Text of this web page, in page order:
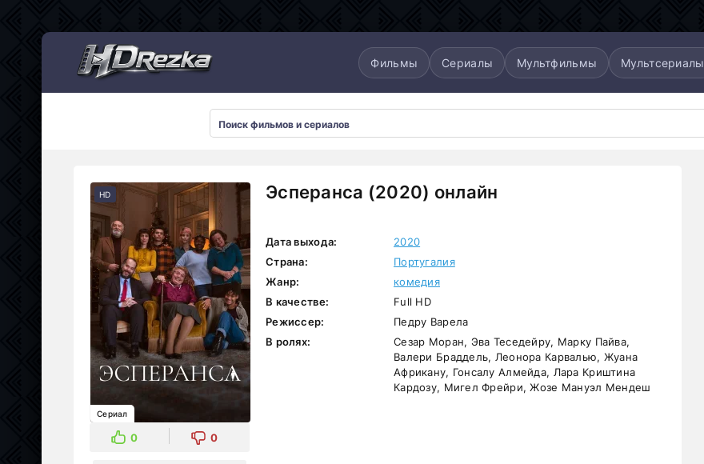
Фильмы Сериалы Мультфильмы Мультсериалы
Эсперанса (2020) онлайн
HD
Сериал
0 0
Дата выхода:
2020
Страна:
Португалия
Жанр:
комедия
В качестве:
Full HD
Режиссер:
Педру Варела
В ролях:
Сезар Моран, Эва Теседейру, Марку Пайва,
Валери Браддель, Леонора Карвалью, Жуана
Африкану, Гонсалу Алмейда, Лара Криштина
Кардозу, Мигел Фрейри, Жозе Мануэл Мендеш
Мультсериалы